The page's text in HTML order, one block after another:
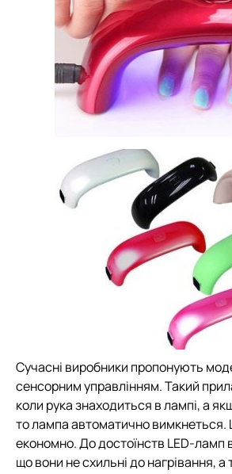
Сучасні виробники пропонують
сенсорним управлінням. Такий
коли рука знаходиться в лампі, а
то лампа автоматично вимкнеться.
економно. До достоїнств LED-ламп
що вони не схильні до нагрівання, а